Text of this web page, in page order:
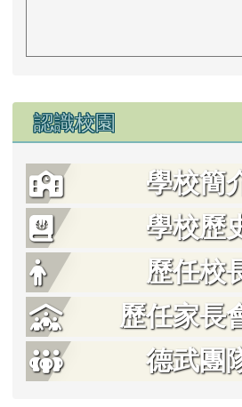
左邊區域內容
認識校園
學校簡
學校歷
歷任校
歷任家長
德武團